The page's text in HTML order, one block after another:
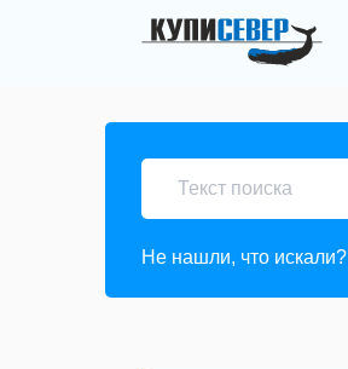
Не нашли, что искали?